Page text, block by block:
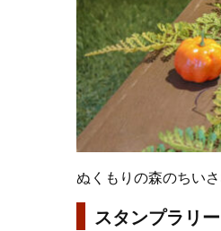
ぬくもりの森のちい
スタンプラリ